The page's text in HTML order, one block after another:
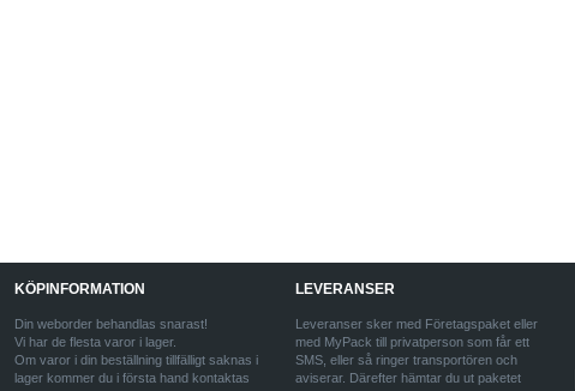
KÖPINFORMATION
Din weborder behandlas snarast!
Vi har de flesta varor i lager.
Om varor i din beställning tillfälligt saknas i
lager kommer du i första hand kontaktas
LEVERANSER
Leveranser sker med Företagspaket eller
med MyPack till privatperson som får ett
SMS, eller så ringer transportören och
aviserar. Därefter hämtar du ut paketet